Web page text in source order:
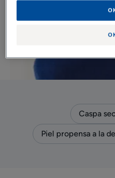
Caspa
Piel propensa a la